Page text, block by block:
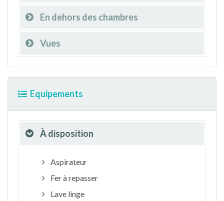
En dehors des chambres
Vues
Equipements
À disposition
Aspirateur
Fer à repasser
Lave linge